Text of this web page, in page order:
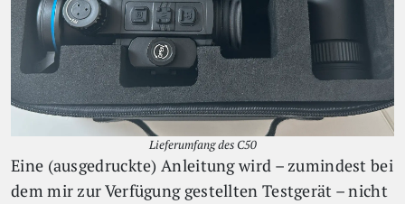
Lieferumfang des C50
Eine (ausgedruckte) Anleitung wird – zumindest bei
dem mir zur Verfügung gestellten Testgerät – nicht